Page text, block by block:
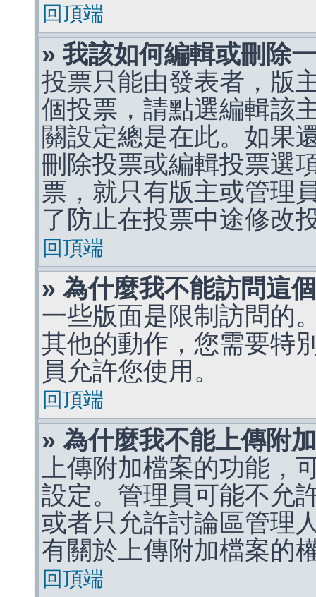
回頂端
» 我該如何編輯或刪除
投票只能由發表者，版
個投票，請點選編輯該
關設定總是在此。如果
刪除投票或編輯投票選
票，就只有版主或管理
了防止在投票中途修改
回頂端
» 為什麼我不能訪問這
一些版面是限制訪問的
其他的動作，您需要特
員允許您使用。
回頂端
» 為什麼我不能上傳附
上傳附加檔案的功能，
設定。管理員可能不允
或者只允許討論區管理
有關於上傳附加檔案的
回頂端